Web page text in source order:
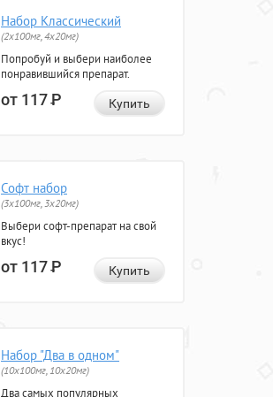
Набор Классический
(2x100мг, 4x20мг)
Попробуй и выбери наиболее
понравившийся препарат.
от 117Р Купить
Софт набор
(3x100мг, 3x20мг)
Выбери софт-препарат на свой
вкус!
от 117Р Купить
Набор "Два в одном"
(10x100мг, 10x20мг)
Два самых популярных